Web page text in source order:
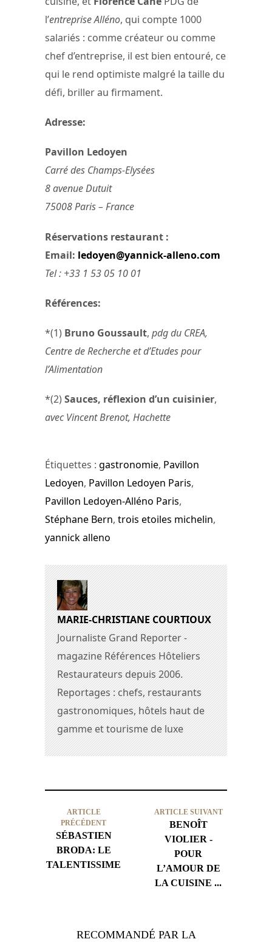
l’entreprise Alléno, qui compte 1000
salariés : comme créateur ou comme
chef d’entreprise, il est bien entouré, ce
qui le rend optimiste malgré la taille du
défi, briller au firmament.
Adresse:
Pavillon Ledoyen
Carré des Champs-Elysées
8 avenue Dutuit
75008 Paris – France
Réservations restaurant :
Email: ledoyen@yannick-alleno.com
Tel : +33 1 53 05 10 01
Références:
*(1) Bruno Goussault, pdg du CREA,
Centre de Recherche et d’Etudes pour
l’Alimentation
*(2) Sauces, réflexion d’un cuisinier,
avec Vincent Brenot, Hachette
Étiquettes : gastronomie, Pavillon
Ledoyen, Pavillon Ledoyen Paris,
Pavillon Ledoyen-Alléno Paris,
Stéphane Bern, trois etoiles michelin,
yannick alleno
MARIE-CHRISTIANE COURTIOUX
Journaliste Grand Reporter -
magazine Références Hôteliers
Restaurateurs depuis 2006.
Reportages : chefs, restaurants
gastronomiques, hôtels haut de
gamme et tourisme de luxe
ARTICLE
PRÉCÉDENT
SÉBASTIEN
BRODA: LE
TALENTISSIME
ARTICLE SUIVANT
BENOÎT
VIOLIER -
POUR
L’AMOUR DE
LA CUISINE ...
RECOMMANDÉ PAR LA